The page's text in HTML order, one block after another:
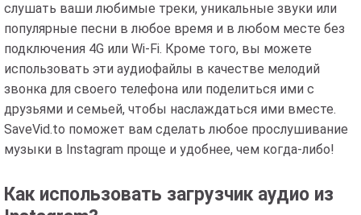
слушать ваши любимые треки, уникальные звуки или
популярные песни в любое время и в любом месте без
подключения 4G или Wi-Fi. Кроме того, вы можете
использовать эти аудиофайлы в качестве мелодий
звонка для своего телефона или поделиться ими с
друзьями и семьей, чтобы наслаждаться ими вместе.
SaveVid.to поможет вам сделать любое прослушивание
музыки в Instagram проще и удобнее, чем когда-либо!
Как использовать загрузчик аудио из